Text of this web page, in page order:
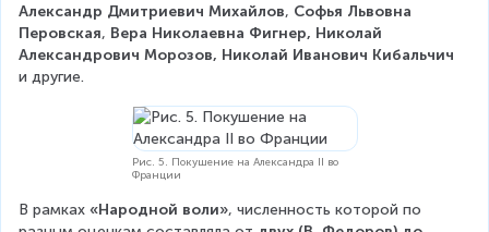
Александр Дмитриевич Михайлов, Софья Львовна
Перовская, Вера Николаевна Фигнер, Николай
Александрович Морозов, Николай Иванович Кибальчич
и другие.
Рис. 5. Покушение на Александра II во
Франции
В рамках «Народной воли», численность которой по